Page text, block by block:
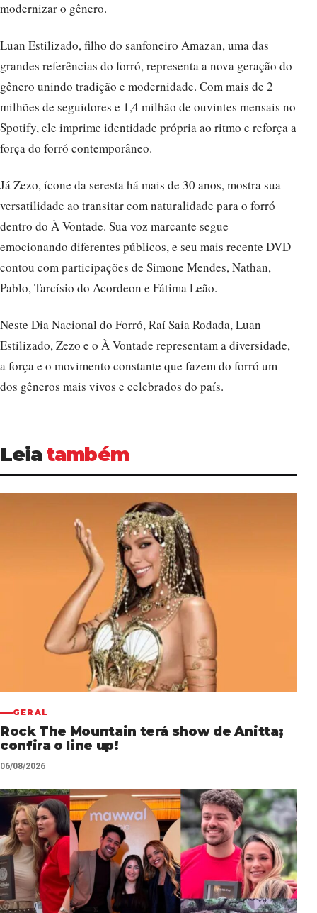
modernizar o gênero.
Luan Estilizado, filho do sanfoneiro Amazan, uma das
grandes referências do forró, representa a nova geração do
gênero unindo tradição e modernidade. Com mais de 2
milhões de seguidores e 1,4 milhão de ouvintes mensais no
Spotify, ele imprime identidade própria ao ritmo e reforça a
força do forró contemporâneo.
Já Zezo, ícone da seresta há mais de 30 anos, mostra sua
versatilidade ao transitar com naturalidade para o forró
dentro do À Vontade. Sua voz marcante segue
emocionando diferentes públicos, e seu mais recente DVD
contou com participações de Simone Mendes, Nathan,
Pablo, Tarcísio do Acordeon e Fátima Leão.
Neste Dia Nacional do Forró, Raí Saia Rodada, Luan
Estilizado, Zezo e o À Vontade representam a diversidade,
a força e o movimento constante que fazem do forró um
dos gêneros mais vivos e celebrados do país.
Leiatambém
GERAL
Rock The Mountain terá show de Anitta;
confira o line up!
06/08/2026